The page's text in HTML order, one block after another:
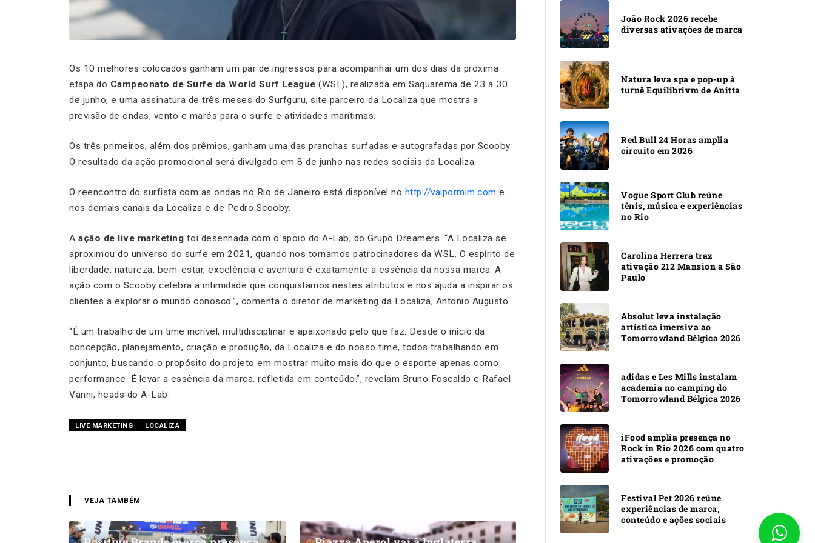
Os 10 melhores colocados ganham um par de ingressos para acompanhar um dos dias da próxima
etapa do Campeonato de Surfe da World Surf League (WSL), realizada em Saquarema de 23 a 30
de junho, e uma assinatura de três meses do Surfguru, site parceiro da Localiza que mostra a
previsão de ondas, vento e marés para o surfe e atividades marítimas.
Os três primeiros, além dos prêmios, ganham uma das pranchas surfadas e autografadas por Scooby.
O resultado da ação promocional será divulgado em 8 de junho nas redes sociais da Localiza.
O reencontro do surfista com as ondas no Rio de Janeiro está disponível no http://vaipormim.com e
nos demais canais da Localiza e de Pedro Scooby.
A ação de live marketing foi desenhada com o apoio do A-Lab, do Grupo Dreamers. “A Localiza se
aproximou do universo do surfe em 2021, quando nos tornamos patrocinadores da WSL. O espírito de
liberdade, natureza, bem-estar, excelência e aventura é exatamente a essência da nossa marca. A
ação com o Scooby celebra a intimidade que conquistamos nestes atributos e nos ajuda a inspirar os
clientes a explorar o mundo conosco.”, comenta o diretor de marketing da Localiza, Antonio Augusto.
“É um trabalho de um time incrível, multidisciplinar e apaixonado pelo que faz. Desde o início da
concepção, planejamento, criação e produção, da Localiza e do nosso time, todos trabalhando em
conjunto, buscando o propósito do projeto em mostrar muito mais do que o esporte apenas como
performance. É levar a essência da marca, refletida em conteúdo.”, revelam Bruno Foscaldo e Rafael
Vanni, heads do A-Lab.
LIVE MARKETING LOCALIZA
VEJA TAMBÉM
João Rock 2026 recebe
diversas ativações de marca
Natura leva spa e pop-up à
turnê Equilibrivm de Anitta
Red Bull 24 Horas amplia
circuito em 2026
Vogue Sport Club reúne
tênis, música e experiências
no Rio
Carolina Herrera traz
ativação 212 Mansion a São
Paulo
Absolut leva instalação
artística imersiva ao
Tomorrowland Bélgica 2026
adidas e Les Mills instalam
academia no camping do
Tomorrowland Bélgica 2026
iFood amplia presença no
Rock in Rio 2026 com quatro
ativações e promoção
Festival Pet 2026 reúne
experiências de marca,
conteúdo e ações sociais